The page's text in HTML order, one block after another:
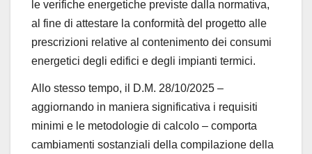
le verifiche energetiche previste dalla normativa,
al fine di attestare la conformità del progetto alle
prescrizioni relative al contenimento dei consumi
energetici degli edifici e degli impianti termici.
Allo stesso tempo, il D.M. 28/10/2025 –
aggiornando in maniera significativa i requisiti
minimi e le metodologie di calcolo – comporta
cambiamenti sostanziali della compilazione della